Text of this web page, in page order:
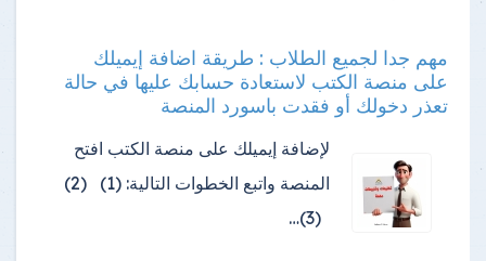
مهم جدا لجميع الطلاب : طريقة اضافة إيميلك
على منصة الكتب لاستعادة حسابك عليها في حالة
تعذر دخولك أو فقدت باسورد المنصة
لإضافة إيميلك على منصة الكتب افتح
المنصة واتبع الخطوات التالية: (1) (2)
(3)…